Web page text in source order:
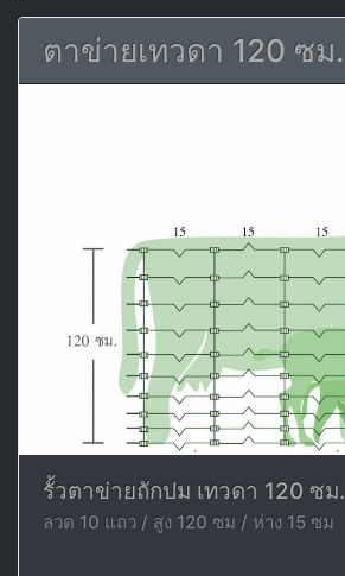
ตาข่ายเทวดา 120 ซม.
รั้วตาข่ายถักปม เทวดา 120 ซม.
ลวด 10 แถว / สูง 120 ซม / ห่าง 15 ซม